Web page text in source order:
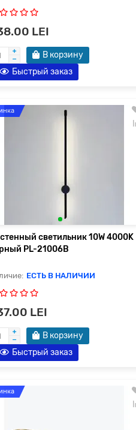
LEI
В корзину
Быстрый заказ
светильник 10W 4000K
PL-21006B
ЕСТЬ В НАЛИЧИИ
LEI
В корзину
Быстрый заказ